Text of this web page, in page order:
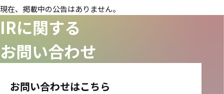
現在、掲載中の公告はありません。
IRに関する
お問い合わせ
お問い合わせはこちら